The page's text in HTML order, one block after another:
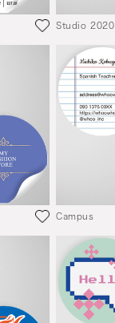
Studio 2020
Campus